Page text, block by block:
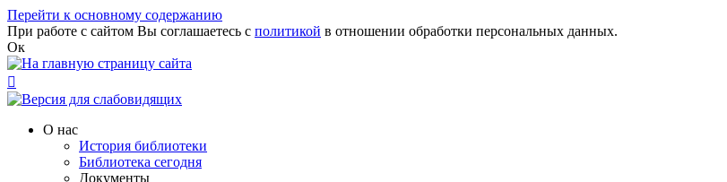
Перейти к основному содержанию
При работе с сайтом Вы соглашаетесь с политикой в отношении обработки персональных данных.
Ок

О нас
История библиотеки
Библиотека сегодня
Документы